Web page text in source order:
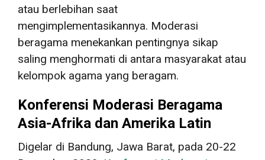
atau berlebihan saat
mengimplementasikannya. Moderasi
beragama menekankan pentingnya sikap
saling menghormati di antara masyarakat atau
kelompok agama yang beragam.
Konferensi Moderasi Beragama
Asia-Afrika dan Amerika Latin
Digelar di Bandung, Jawa Barat, pada 20-22